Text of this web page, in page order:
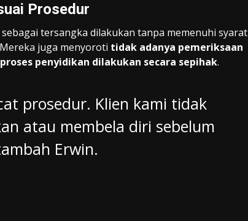
Prosedur
tersangka dilakukan tanpa memenuhi syarat
juga menyoroti tidak adanya pemeriksaan
proses penyidikan dilakukan secara sepihak.
prosedur. Klien kami tidak
atau membela diri sebelum
Erwin.